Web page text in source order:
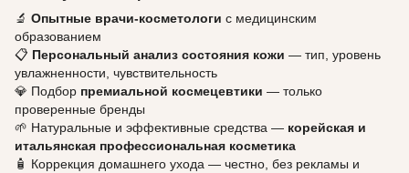
🔬 Опытные врачи-косметологи с медицинским
образованием
📋 Персональный анализ состояния кожи — тип, уровень
увлажненности, чувствительность
💎 Подбор премиальной космецевтики — только
проверенные бренды
🌱 Натуральные и эффективные средства — корейская и
итальянская профессиональная косметика
🧴 Коррекция домашнего ухода — честно, без рекламы и